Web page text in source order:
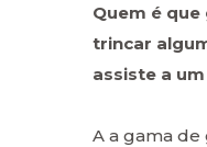
Quem é
trincar
assiste a
A a gama de